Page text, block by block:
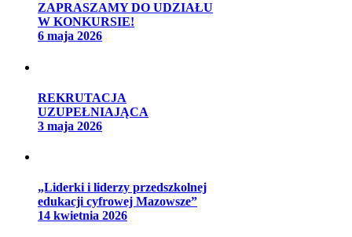
ZAPRASZAMY DO UDZIAŁU
W KONKURSIE!
6 maja 2026
REKRUTACJA
UZUPEŁNIAJĄCA
3 maja 2026
„Liderki i liderzy przedszkolnej
edukacji cyfrowej Mazowsze”
14 kwietnia 2026